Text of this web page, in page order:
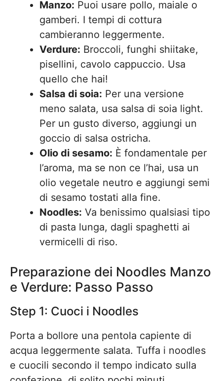
Manzo: Puoi usare pollo, maiale o
gamberi. I tempi di cottura
cambieranno leggermente.
Verdure: Broccoli, funghi shiitake,
pisellini, cavolo cappuccio. Usa
quello che hai!
Salsa di soia: Per una versione
meno salata, usa salsa di soia light.
Per un gusto diverso, aggiungi un
goccio di salsa ostricha.
Olio di sesamo: È fondamentale per
l’aroma, ma se non ce l’hai, usa un
olio vegetale neutro e aggiungi semi
di sesamo tostati alla fine.
Noodles: Va benissimo qualsiasi tipo
di pasta lunga, dagli spaghetti ai
vermicelli di riso.
Preparazione dei Noodles Manzo
e Verdure: Passo Passo
Step 1: Cuoci i Noodles
Porta a bollore una pentola capiente di
acqua leggermente salata. Tuffa i noodles
e cuocili secondo il tempo indicato sulla